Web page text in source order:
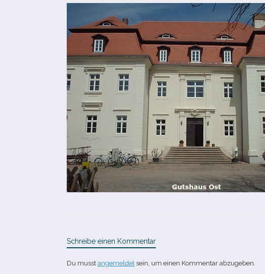
Schreibe einen Kommentar
Du musst angemeldet sein, um einen Kommentar abzugeben.